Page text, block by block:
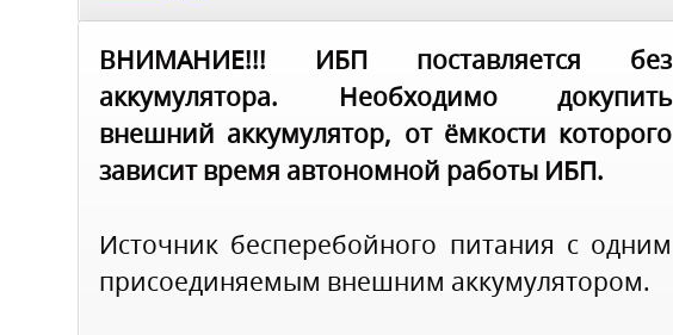
ВНИМАНИЕ!!! ИБП поставляется без
аккумулятора. Необходимо докупить
внешний аккумулятор, от ёмкости которого
зависит время автономной работы ИБП.
Источник бесперебойного питания с одним
присоединяемым внешним аккумулятором.